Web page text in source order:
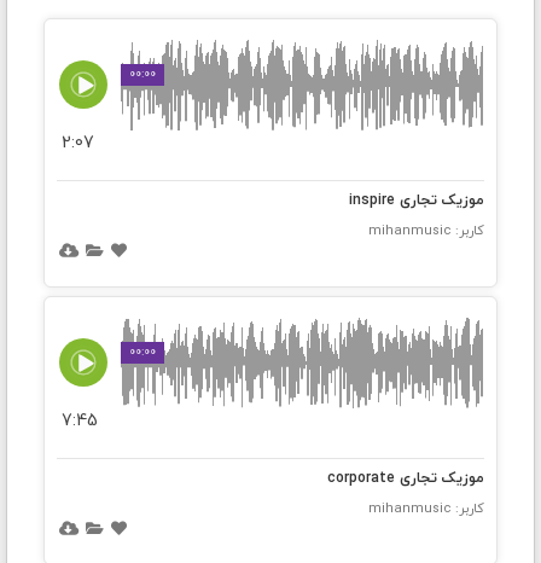
00:00
2:07
موزیک تجاری inspire
کاربر: mihanmusic
00:00
7:45
موزیک تجاری corporate
کاربر: mihanmusic